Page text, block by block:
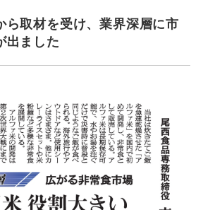
ら取材を受け、業界深層に市
出ました